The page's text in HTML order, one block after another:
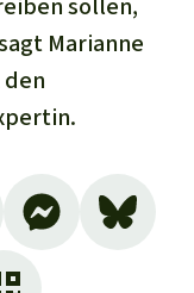
sollen,
Marianne
folgende
Brasilien,